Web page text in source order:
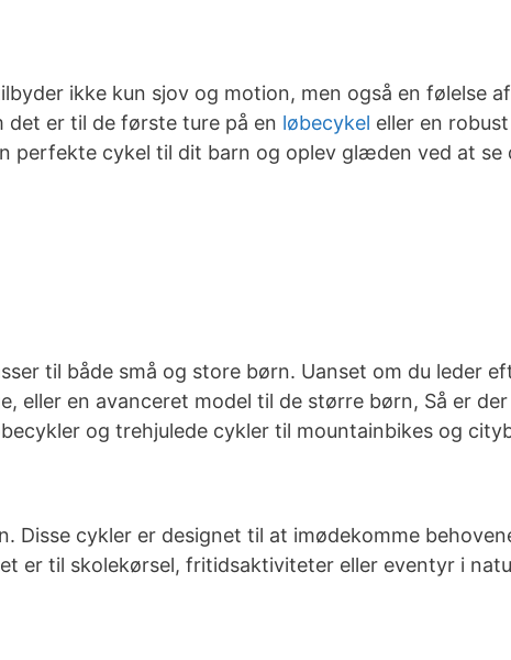
ikke kun sjov og motion, men også en følelse
det er til de første ture på en løbecykel eller en
perfekte cykel til dit barn og oplev glæden ved at se
til både små og store børn. Uanset om du leder
eller en avanceret model til de større børn, Så er
og trehjulede cykler til mountainbikes og
Disse cykler er designet til at imødekomme
er til skolekørsel, fritidsaktiviteter eller eventyr i